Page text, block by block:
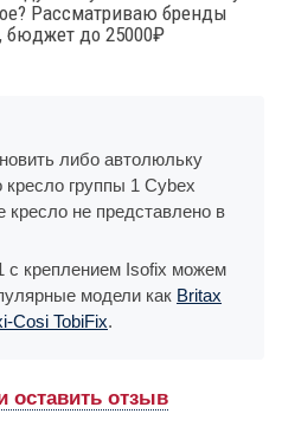
Рассматриваю бренды
бюджет до 25000₽
либо автолюльку
группы 1 Cybex
кресло не представлено в
с креплением Isofix можем
модели как Britax
Cosi TobiFix.
оставить отзыв